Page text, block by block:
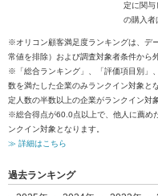
定に関与
の購入者
※オリコン顧客満足度ランキングは、デ
常値を排除）および調査対象者条件から
※「総合ランキング」、「評価項目別」
数を満たした企業のみランクイン対象と
定人数の半数以上の企業がランクイン対
※総合得点が60.0点以上で、他人に薦め
ンクイン対象となります。
≫ 詳細はこちら
過去ランキング